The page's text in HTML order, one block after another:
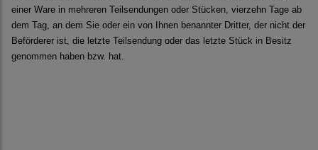
einer Ware in mehreren Teilsendungen oder Stücken, vierzehn Tage ab
dem Tag, an dem Sie oder ein von Ihnen benannter Dritter, der nicht der
Beförderer ist, die letzte Teilsendung oder das letzte Stück in Besitz
genommen haben bzw. hat.